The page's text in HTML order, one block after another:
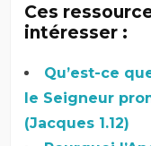
Ces
intéresser :
Qu’est-ce
le Seigneur
(Jacques 1.12)